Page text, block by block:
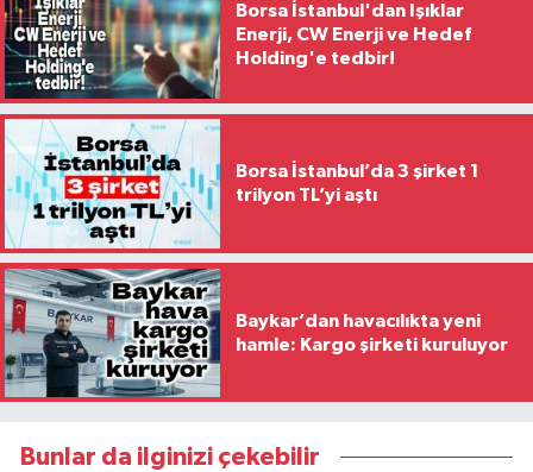
Borsa İstanbul'dan Işıklar
Enerji, CW Enerji ve Hedef
Holding'e tedbir!
Borsa İstanbul’da 3 şirket 1
trilyon TL’yi aştı
Baykar’dan havacılıkta yeni
hamle: Kargo şirketi kuruluyor
Bunlar da ilginizi çekebilir